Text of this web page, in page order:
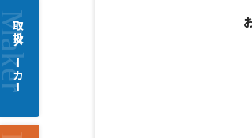
取扱メーカー